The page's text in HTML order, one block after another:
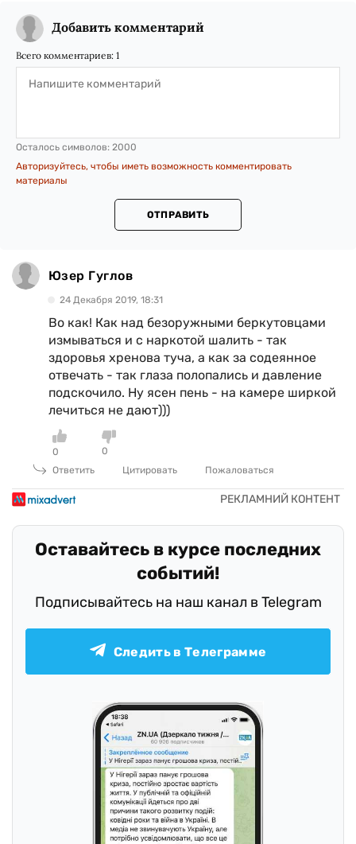
Добавить комментарий
Всего комментариев: 1
Осталось символов: 2000
Авторизуйтесь, чтобы иметь возможность комментировать
материалы
ОТПРАВИТЬ
Юзер Гуглов
24 Декабря 2019, 18:31
Во как! Как над безоружными беркутовцами
измываться и с наркотой шалить - так
здоровья хренова туча, а как за содеянное
отвечать - так глаза полопались и давление
подскочило. Ну ясен пень - на камере ширкой
лечиться не дают)))
0
0
Ответить
Цитировать Пожаловаться
Оставайтесь в курсе последних
событий!
Подписывайтесь на наш канал в Telegram
Следить в Телеграмме